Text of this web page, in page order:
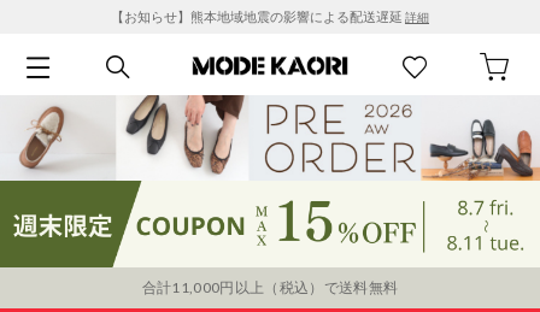
【お知らせ】熊本地域地震の影響による配送遅延 詳細
合計11,000円以上（税込）で送料無料